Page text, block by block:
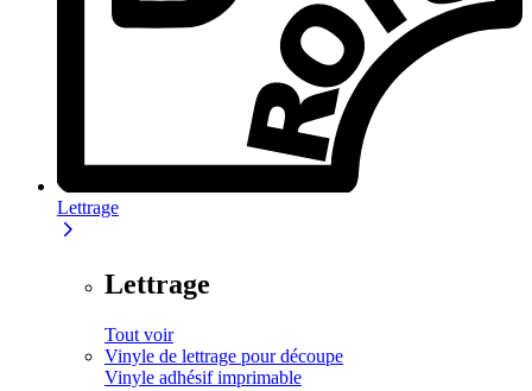
Lettrage
Lettrage
Tout voir
Vinyle de lettrage pour découpe
Vinyle adhésif imprimable